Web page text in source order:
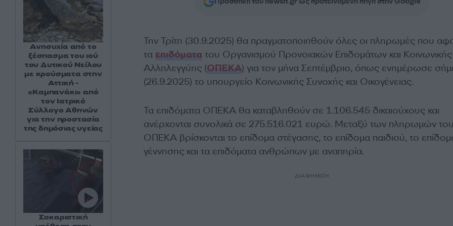
Την Τρίτη (30.9.2025) θα πραγματοποιηθούν όλες οι πληρωμές που
τα επιδόματατου Οργανισμού Προνοιακών Επιδομάτων και Κοινωνικής
Αλληλεγγύης (ΟΠΕΚΑ) για τον μήνα Σεπτέμβριο, όπως ενημέρωσε
(26.9.2025) το υπουργείο Κοινωνικής Συνοχής και Οικογένειας.
Τα επιδόματα ΟΠΕΚΑ θα καταβληθούν σε 1.106.545 δικαιούχους και
ανέρχονται συνολικά σε 275.516.021 ευρώ. Μεταξύ των πληρωμών του
ΟΠΕΚΑ βρίσκονται το επίδομα στέγασης, το επίδομα παιδιού, το
γέννησης και τα επιδόματα ανθρώπων με αναπηρία.
ΔΙΑΦΗΜΙΣΗ
Ανησυχία από το
ξέσπασμα του ιού
του Δυτικού Νείλου
με κρούσματα στην
Αττική -
«Καμπανάκι» από
τον Ιατρικό
Σύλλογο Αθηνών
για την προστασία
της δημόσιας υγείας
Σοκαριστική